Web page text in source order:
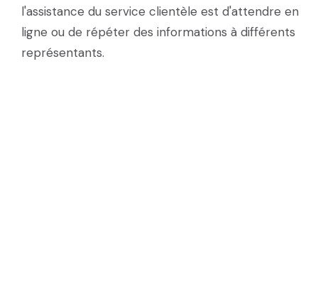
l'assistance du service clientèle est d'attendre en
ligne ou de répéter des informations à différents
représentants.